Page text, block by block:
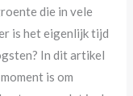
die in‌ vele
is het⁤ eigenlijk⁣ tijd⁢
In dit‍ artikel
is om